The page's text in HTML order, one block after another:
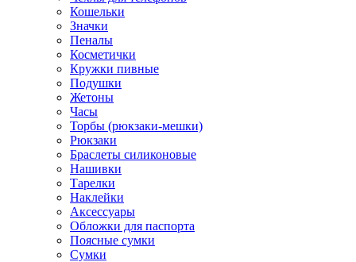
Кошельки
Значки
Пеналы
Косметички
Кружки пивные
Подушки
Жетоны
Часы
Торбы (рюкзаки-мешки)
Рюкзаки
Браслеты силиконовые
Нашивки
Тарелки
Наклейки
Аксессуары
Обложки для паспорта
Поясные сумки
Сумки